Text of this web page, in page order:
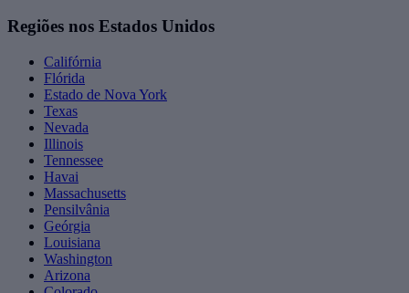
Regiões nos Estados Unidos
Califórnia
Flórida
Estado de Nova York
Texas
Nevada
Illinois
Tennessee
Havai
Massachusetts
Pensilvânia
Geórgia
Louisiana
Washington
Arizona